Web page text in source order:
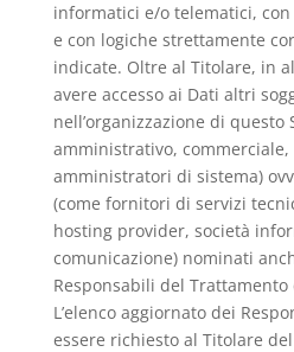
informatici e/o telematici,
e con logiche strettamente
indicate. Oltre al Titolare, in
avere accesso ai Dati altri
nell’organizzazione di questo
amministrativo,
amministratori di sistema)
(come fornitori di servizi
hosting provider, società
comunicazione) nominati
Responsabili del
L’elenco aggiornato dei
essere richiesto al Titolare